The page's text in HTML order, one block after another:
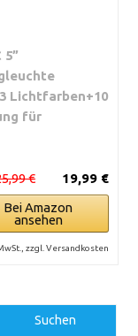
Lichtfarben+10
für
19,99 €
€
Bei Amazon
ansehen
zzgl. Versandkosten
Suchen